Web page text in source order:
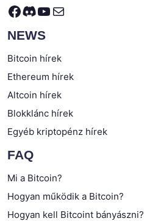
Facebook
Discord
YouTube
Mail
NEWS
Bitcoin hírek
Ethereum hírek
Altcoin hírek
Blokklánc hírek
Egyéb kriptopénz hírek
FAQ
Mi a Bitcoin?
Hogyan működik a Bitcoin?
Hogyan kell Bitcoint bányászni?